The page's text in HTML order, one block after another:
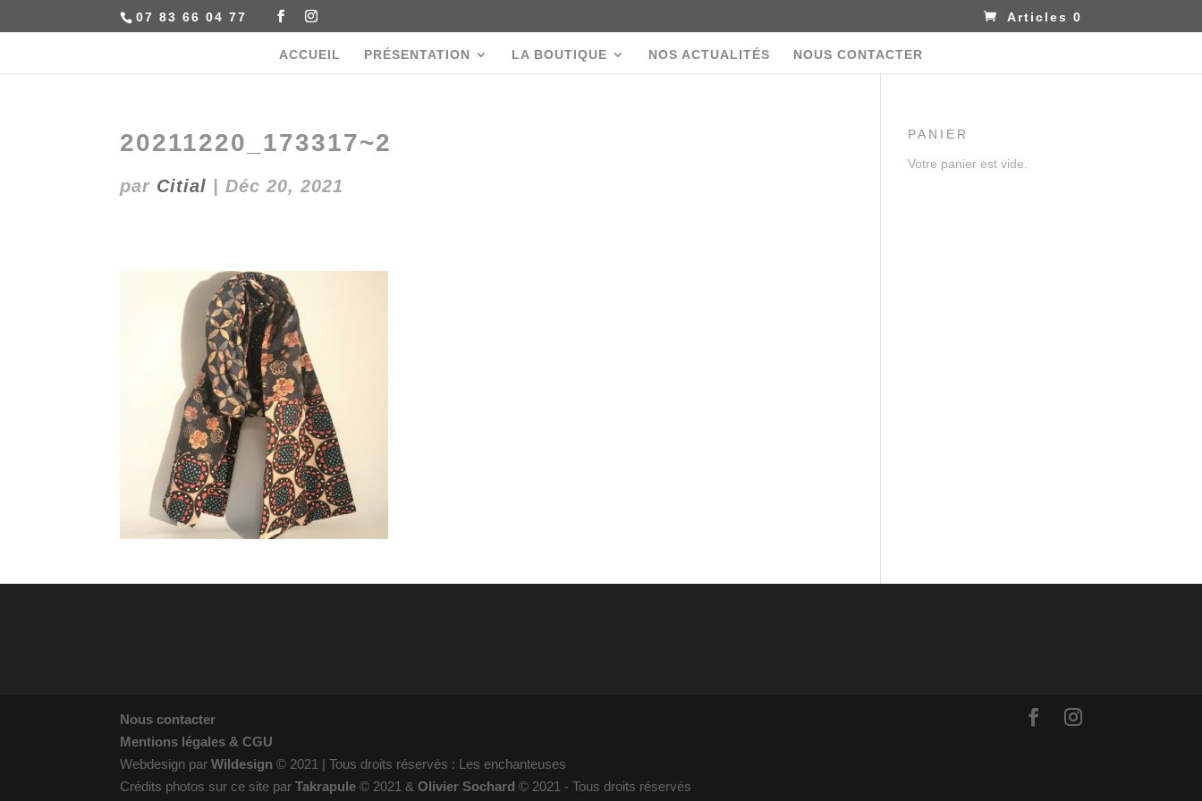
07 83 66 04 77 Articles 0
ACCUEIL PRÉSENTATION LA BOUTIQUE NOS ACTUALITÉS NOUS CONTACTER
20211220_173317~2
par Citial |Déc 20, 2021
PANIER
Votre panier est vide.
Nous contacter
Mentions légales & CGU
Webdesign parWildesign © 2021 | Tous droits réservés : Les enchanteuses
Crédits photos sur ce site parTakrapule© 2021 &Olivier Sochard© 2021 - Tous droits réservés